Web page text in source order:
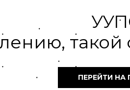
такой
ПЕРЕЙТИ НА